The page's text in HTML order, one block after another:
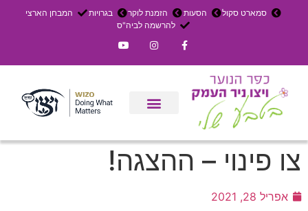
סמארט סקול הסעות הזמנת לוקר בגרויות
המבחן הארצי
להרשמה לביה"ס
צו פינוי – ההצגה!
אפריל 28, 2021